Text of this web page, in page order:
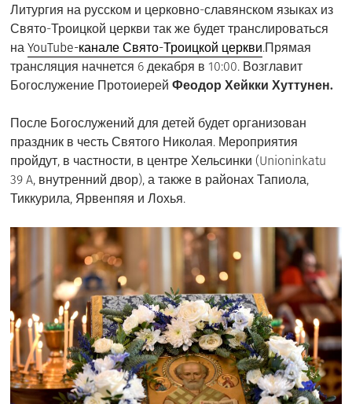
Литургия на русском и церковно-славянском языках из
Свято-Троицкой церкви так же будет транслироваться
наYouTube-канале Свято-Троицкой церкви.Прямая
трансляция начнется 6 декабря в 10:00. Возглавит
Богослужение ПротоиерейФеодор Хейкки Хуттунен.
После Богослужений для детей будет организован
праздник в честь Святого Николая. Мероприятия
пройдут, в частности, в центре Хельсинки (Unioninkatu
39 A, внутренний двор), а также в районах Тапиола,
Тиккурила, Ярвенпяя и Лохья.